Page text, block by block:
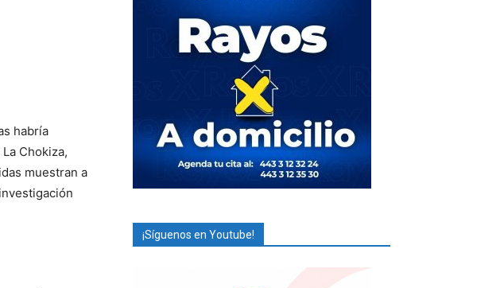
habría
Chokiza,
muestran a
¡Síguenos en Youtube!